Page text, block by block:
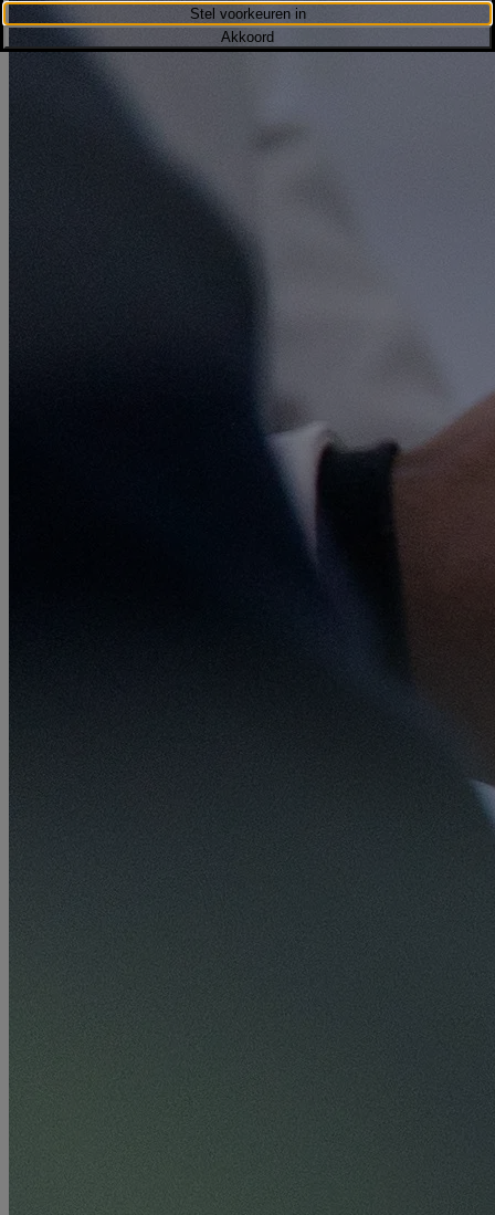
Stel voorkeuren in
Akkoord